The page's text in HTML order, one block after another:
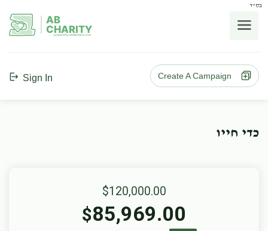
בס"ד
AB
CHARITY
powerd by ahblicklive.com
Sign In Create A Campaign
כדי חייו
$120,000.00
$85,969.00